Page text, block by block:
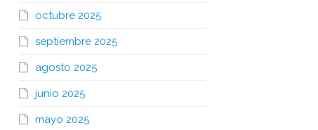
octubre 2025
septiembre 2025
agosto 2025
junio 2025
mayo 2025